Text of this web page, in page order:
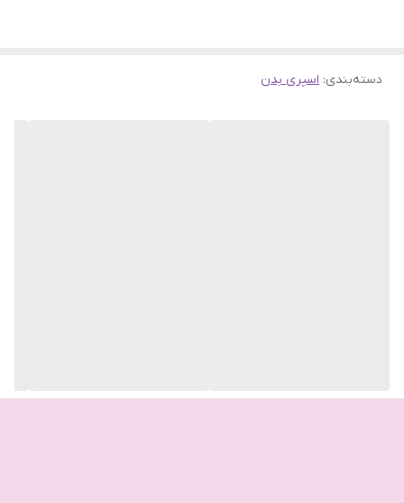
دسته‌بندی: اسپری بدن